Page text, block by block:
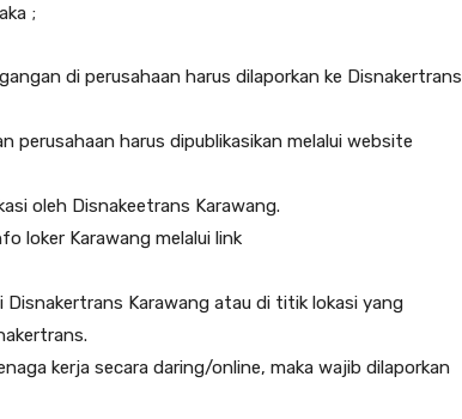
;
di perusahaan harus dilaporkan ke Disnakertrans
perusahaan harus dipublikasikan melalui website
oleh Disnakeetrans Karawang.
loker Karawang melalui link
Disnakertrans Karawang atau di titik lokasi yang
kerja secara daring/online, maka wajib dilaporkan